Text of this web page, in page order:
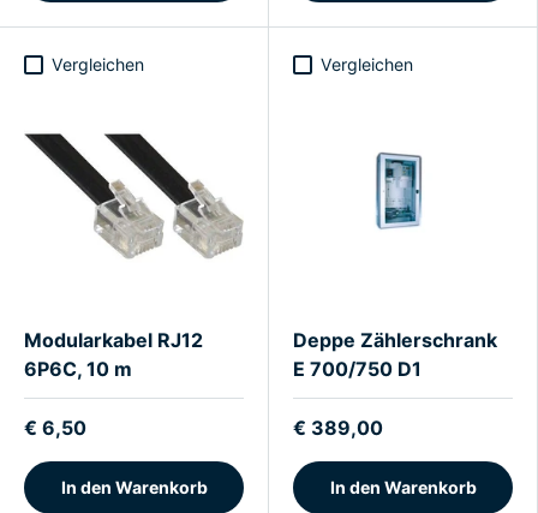
Vergleichen
Modularkabel RJ12
6P6C, 10 m
€ 6,50
In den Warenkorb
Vergleichen
Deppe Zählerschrank
E 700/750 D1
€ 389,00
In den Warenkorb